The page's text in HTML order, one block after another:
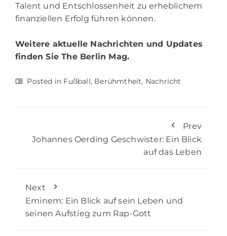
Talent und Entschlossenheit zu erheblichem
finanziellen Erfolg führen können.
Weitere aktuelle Nachrichten und Updates
finden SieThe Berlin Mag.
Posted in Fußball, Berühmtheit, Nachricht
Prev
Johannes Oerding Geschwister: Ein Blick
auf das Leben
Next
Eminem: Ein Blick auf sein Leben und
seinen Aufstieg zum Rap-Gott